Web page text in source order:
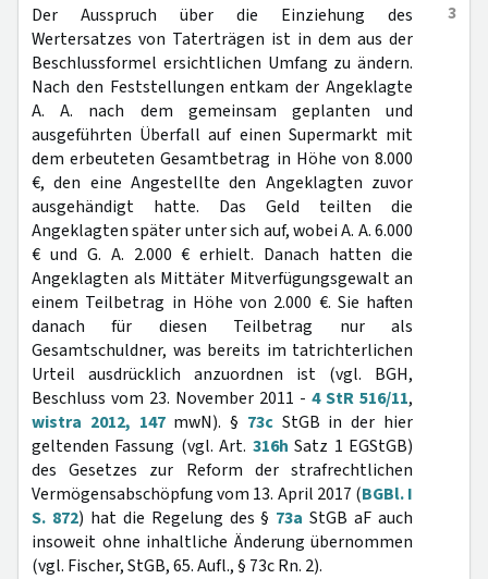
3
Der Ausspruch über die Einziehung des
Wertersatzes von Taterträgen ist in dem aus der
Beschlussformel ersichtlichen Umfang zu ändern.
Nach den Feststellungen entkam der Angeklagte
A. A. nach dem gemeinsam geplanten und
ausgeführten Überfall auf einen Supermarkt mit
dem erbeuteten Gesamtbetrag in Höhe von 8.000
€, den eine Angestellte den Angeklagten zuvor
ausgehändigt hatte. Das Geld teilten die
Angeklagten später unter sich auf, wobei A. A. 6.000
€ und G. A. 2.000 € erhielt. Danach hatten die
Angeklagten als Mittäter Mitverfügungsgewalt an
einem Teilbetrag in Höhe von 2.000 €. Sie haften
danach für diesen Teilbetrag nur als
Gesamtschuldner, was bereits im tatrichterlichen
Urteil ausdrücklich anzuordnen ist (vgl. BGH,
Beschluss vom 23. November 2011 - 4 StR 516/11,
wistra 2012, 147mwN). § 73cStGB in der hier
geltenden Fassung (vgl. Art. 316h Satz 1 EGStGB)
des Gesetzes zur Reform der strafrechtlichen
Vermögensabschöpfung vom 13. April 2017 (BGBl. I
S. 872) hat die Regelung des § 73a StGB aF auch
insoweit ohne inhaltliche Änderung übernommen
(vgl. Fischer, StGB, 65. Aufl., § 73c Rn. 2).